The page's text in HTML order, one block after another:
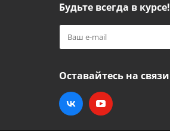
Будьте всегда в курсе!
Оставайтесь на связи